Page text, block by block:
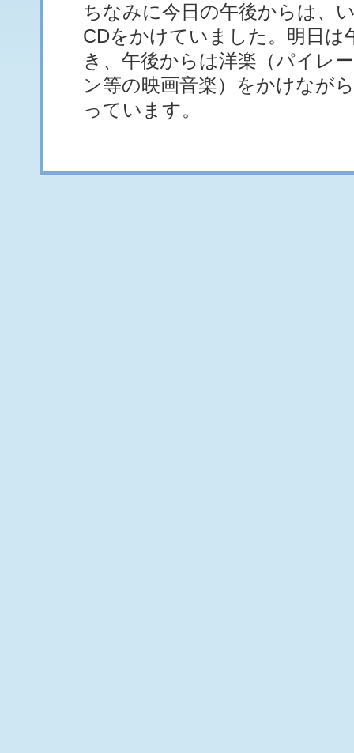
ちなみに今日の午後からは、
CDをかけていました。明日は
き、午後からは洋楽（パイレ
ン等の映画音楽）をかけなが
っています。